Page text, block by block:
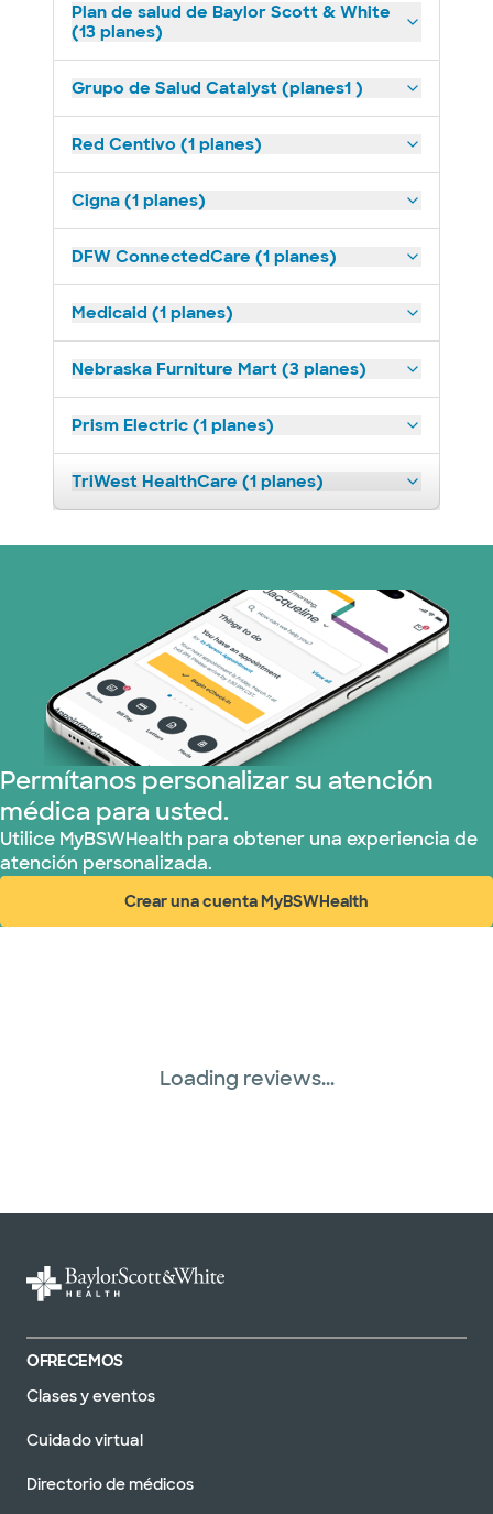
Plan de salud de Baylor Scott & White
(13 planes)
Grupo de Salud Catalyst (planes1 )
Red Centivo (1 planes)
Cigna (1 planes)
DFW ConnectedCare (1 planes)
Medicaid (1 planes)
Nebraska Furniture Mart (3 planes)
Prism Electric (1 planes)
TriWest HealthCare (1 planes)
Permítanos personalizar su atención
médica para usted.
Utilice MyBSWHealth para obtener una experiencia de
atención personalizada.
Crear una cuenta MyBSWHealth
(abre en ventana nueva)
Loading reviews...
OFRECEMOS
Clases y eventos
Cuidado virtual
Directorio de médicos